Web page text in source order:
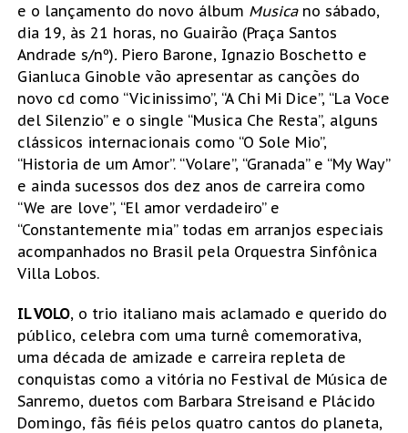
e o lançamento do novo álbum Musica no sábado,
dia 19, às 21 horas, no Guairão (Praça Santos
Andrade s/nº). Piero Barone, Ignazio Boschetto e
Gianluca Ginoble vão apresentar as canções do
novo cd como “Vicinissimo”, “A Chi Mi Dice”, “La Voce
del Silenzio” e o single “Musica Che Resta”, alguns
clássicos internacionais como “O Sole Mio”,
“Historia de um Amor”. “Volare”, “Granada” e “My Way”
e ainda sucessos dos dez anos de carreira como
“We are love”, “El amor verdadeiro” e
“Constantemente mia” todas em arranjos especiais
acompanhados no Brasil pela Orquestra Sinfônica
Villa Lobos.
IL VOLO, o trio italiano mais aclamado e querido do
público, celebra com uma turnê comemorativa,
uma década de amizade e carreira repleta de
conquistas como a vitória no Festival de Música de
Sanremo, duetos com Barbara Streisand e Plácido
Domingo, fãs fiéis pelos quatro cantos do planeta,